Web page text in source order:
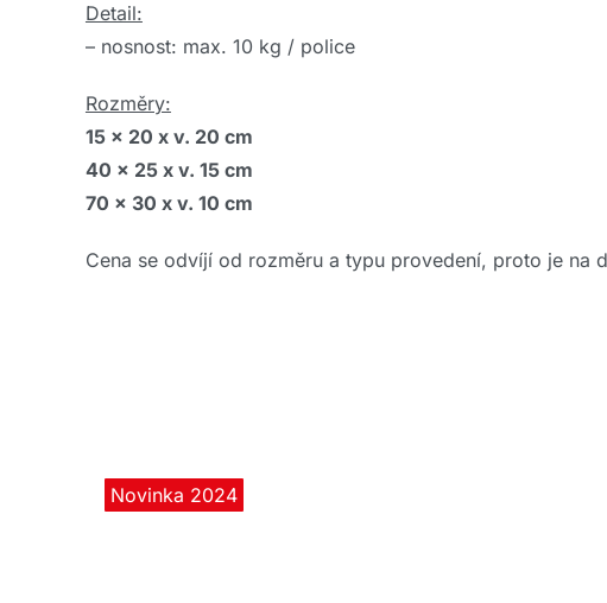
Detail:
– nosnost: max. 10 kg / police
Rozměry:
15 x 20 x v. 20 cm
40 x 25 x v. 15 cm
70 x 30 x v. 10 cm
Cena se odvíjí od rozměru a typu provedení, proto je na
Novinka 2024